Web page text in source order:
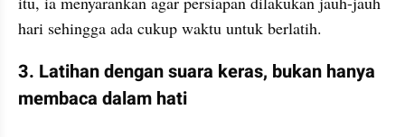
hari sehingga ada cukup waktu untuk berlatih.
3. Latihan dengan suara keras, bukan hanya
membaca dalam hati